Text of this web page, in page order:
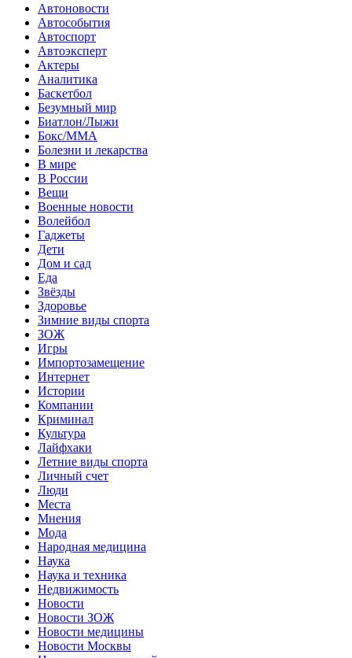
Автоновости
Автособытия
Автоспорт
Автоэксперт
Актеры
Аналитика
Баскетбол
Безумный мир
Биатлон/Лыжи
Бокс/MMA
Болезни и лекарства
В мире
В России
Вещи
Военные новости
Волейбол
Гаджеты
Дети
Дом и сад
Еда
Звёзды
Здоровье
Зимние виды спорта
ЗОЖ
Игры
Импортозамещение
Интернет
Истории
Компании
Криминал
Культура
Лайфхаки
Летние виды спорта
Личный счет
Люди
Места
Мнения
Мода
Народная медицина
Наука
Наука и техника
Недвижимость
Новости
Новости ЗОЖ
Новости медицины
Новости Москвы